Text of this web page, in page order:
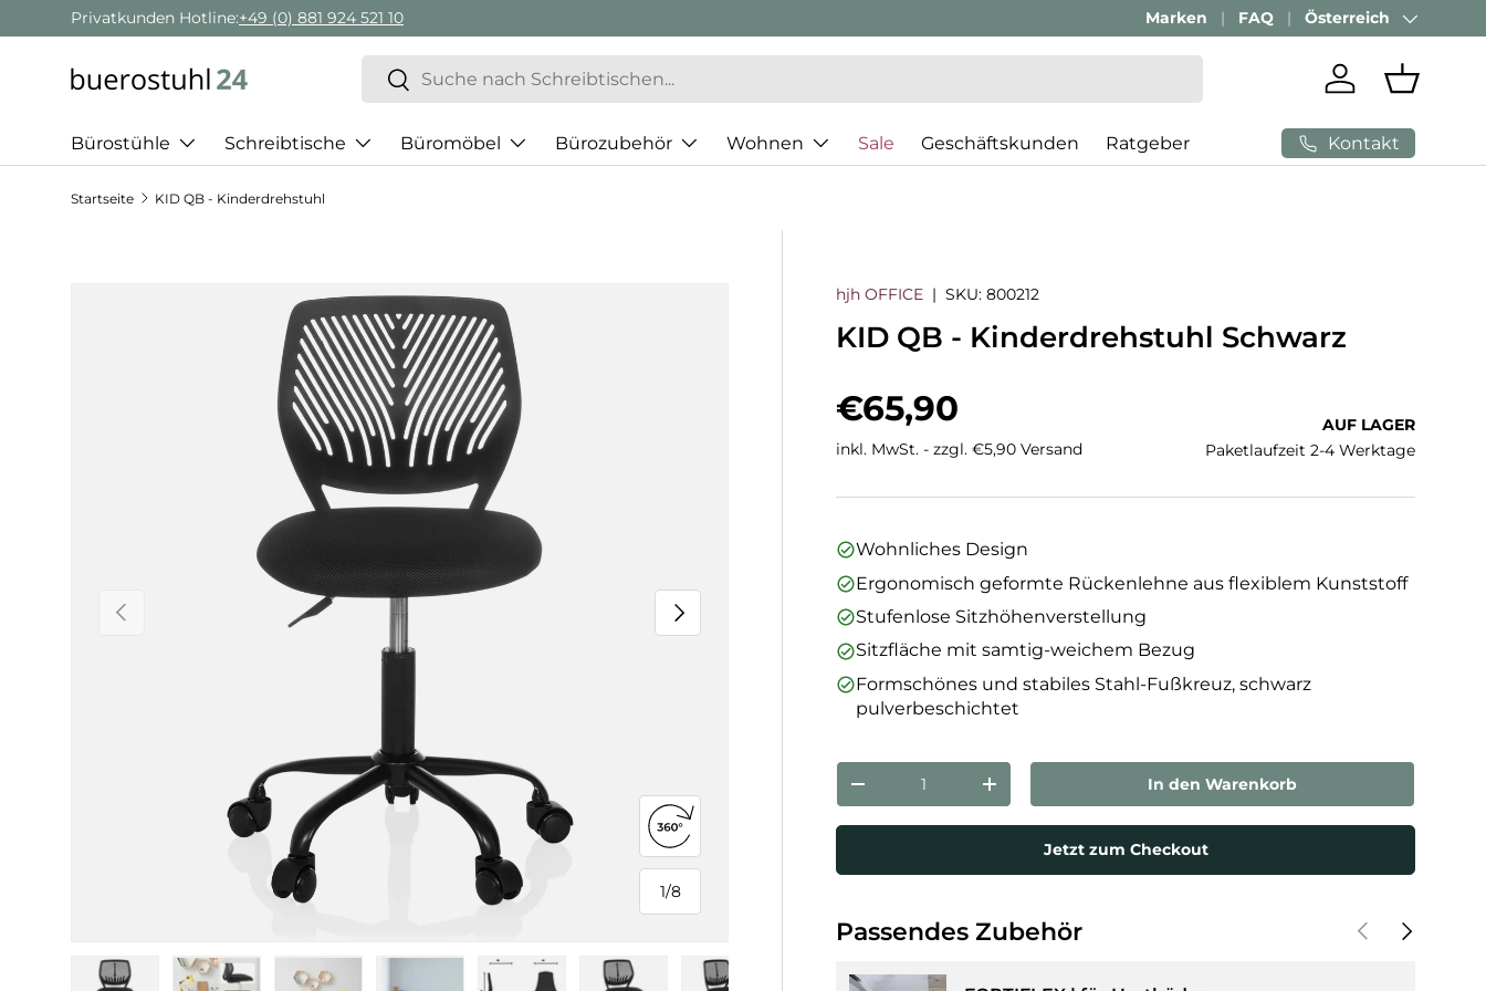
Direkt zum Inhalt
Privatkunden Hotline:+49 (0) 881 924 521 10 Marken FAQ Land/Region
Österreich
Suchen
Suchen
Einloggen
Bürostühle Schreibtische Büromöbel Bürozubehör Wohnen Sale Geschäftskunden Ratgeber Kontakt
Startseite KID QB - Kinderdrehstuhl
Zu Produktinformationen springen
Vorherige
1/
von
8
Nächste
360°-Ansicht öffnen
hjh OFFICE |SKU: 800212
KID QB - Kinderdrehstuhl Schwarz
Normaler Preis
€65,90
inkl. MwSt. - zzgl. €5,90 Versand
AUF LAGER
Paketlaufzeit 2-4 Werktage
Wohnliches Design
Ergonomisch geformte Rückenlehne aus flexiblem Kunststoff
Stufenlose Sitzhöhenverstellung
Sitzfläche mit samtig-weichem Bezug
Formschönes und stabiles Stahl-Fußkreuz, schwarz
pulverbeschichtet
Anzahl
Menge verringernMenge erhöhen In den Warenkorb
Jetzt zum Checkout
Passendes Zubehör VorherigeNächste